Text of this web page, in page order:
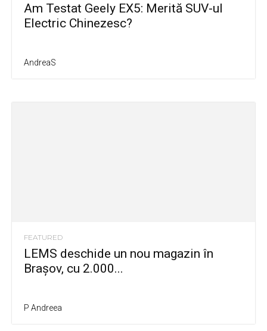
Am Testat Geely EX5: Merită SUV-ul
Electric Chinezesc?
AndreaS
FEATURED
LEMS deschide un nou magazin în
Brașov, cu 2.000...
P Andreea